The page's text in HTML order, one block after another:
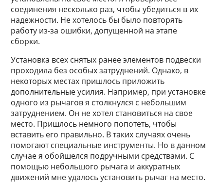
соединения несколько раз, чтобы убедиться в их
надежности. Не хотелось бы было повторять
работу из-за ошибки, допущенной на этапе
сборки.
Установка всех снятых ранее элементов подвески
проходила без особых затруднений. Однако, в
некоторых местах пришлось приложить
дополнительные усилия. Например, при установке
одного из рычагов я столкнулся с небольшим
затруднением. Он не хотел становиться на свое
место. Пришлось немного попотеть, чтобы
вставить его правильно. В таких случаях очень
помогают специальные инструменты. Но в данном
случае я обойшелся подручными средствами. С
помощью небольшого рычага и аккуратных
движений мне удалось установить рычаг на место.